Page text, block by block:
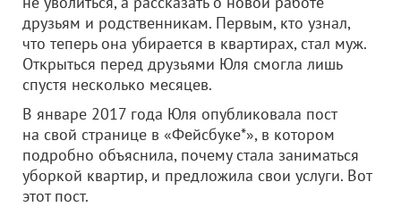
друзьям и родственникам. Первым, кто узнал,
что теперь она убирается в квартирах, стал муж.
Открыться перед друзьями Юля смогла лишь
спустя несколько месяцев.
В январе 2017 года Юля опубликовала пост
на свой странице в «Фейсбуке*», в котором
подробно объяснила, почему стала заниматься
уборкой квартир, и предложила свои услуги. Вот
этот пост.